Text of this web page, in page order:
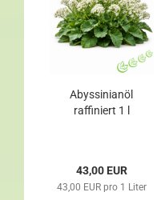
Abyssinianöl
raffiniert 1 l
43,00 EUR
43,00 EUR pro 1 Liter